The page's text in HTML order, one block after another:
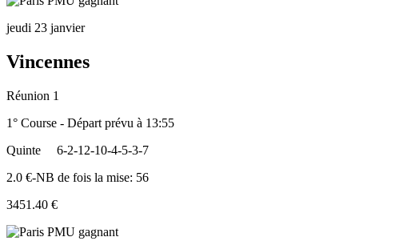
jeudi 23 janvier
Vincennes
Réunion 1
1° Course - Départ prévu à 13:55
Quinte
6-2-12-10-4-5-3-7
2.0 €-NB de fois la mise: 56
3451.40 €